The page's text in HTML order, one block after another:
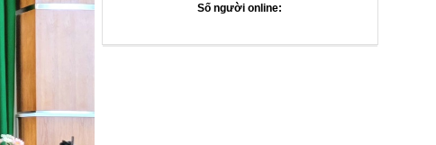
Số người online: